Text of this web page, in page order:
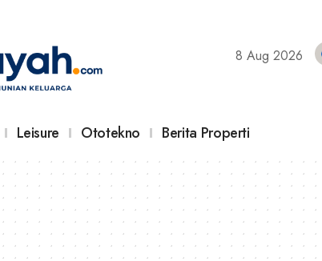
8 Aug 2026
Leisure Ototekno Berita Properti